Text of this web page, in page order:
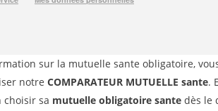
sur la mutuelle sante obligatoire,
notre COMPARATEUR MUTUELLE sante.
choisir sa mutuelle obligatoire sante dès le